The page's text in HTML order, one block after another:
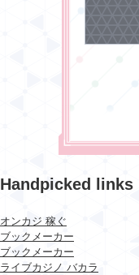
Handpicked links
オンカジ 稼ぐ
ブックメーカー
ブックメーカー
ライブカジノ バカラ